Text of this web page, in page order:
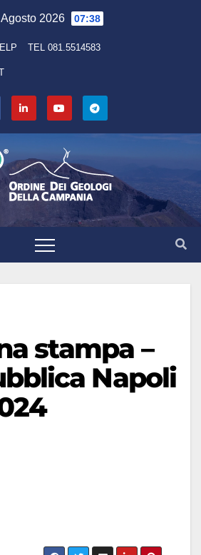
2026 07:38
TEL 081.5514583
stampa –
Napoli